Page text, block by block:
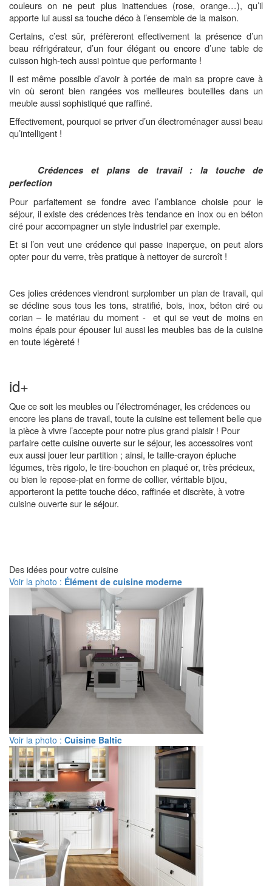
couleurs on ne peut plus inattendues (rose, orange…), qu’il
apporte lui aussi sa touche déco à l’ensemble de la maison.
Certains, c’est sûr, préfèreront effectivement la présence d’un
beau réfrigérateur, d’un four élégant ou encore d’une table de
cuisson high-tech aussi pointue que performante !
Il est même possible d’avoir à portée de main sa propre cave à
vin où seront bien rangées vos meilleures bouteilles dans un
meuble aussi sophistiqué que raffiné.
Effectivement, pourquoi se priver d’un électroménager aussi beau
qu’intelligent !
Crédences et plans de travail : la touche de
perfection
Pour parfaitement se fondre avec l’ambiance choisie pour le
séjour, il existe des crédences très tendance en inox ou en béton
ciré pour accompagner un style industriel par exemple.
Et si l’on veut une crédence qui passe inaperçue, on peut alors
opter pour du verre, très pratique à nettoyer de surcroît !
Ces jolies crédences viendront surplomber un plan de travail, qui
se décline sous tous les tons, stratifié, bois, inox, béton ciré ou
corian – le matériau du moment - et qui se veut de moins en
moins épais pour épouser lui aussi les meubles bas de la cuisine
en toute légèreté !
id+
Que ce soit les meubles ou l’électroménager, les crédences ou
encore les plans de travail, toute la cuisine est tellement belle que
la pièce à vivre l’accepte pour notre plus grand plaisir ! Pour
parfaire cette cuisine ouverte sur le séjour, les accessoires vont
eux aussi jouer leur partition ; ainsi, le taille-crayon épluche
légumes, très rigolo, le tire-bouchon en plaqué or, très précieux,
ou bien le repose-plat en forme de collier, véritable bijou,
apporteront la petite touche déco, raffinée et discrète, à votre
cuisine ouverte sur le séjour.
Des idées pour votre cuisine
Voir la photo : Élément de cuisine moderne
Voir la photo : Cuisine Baltic